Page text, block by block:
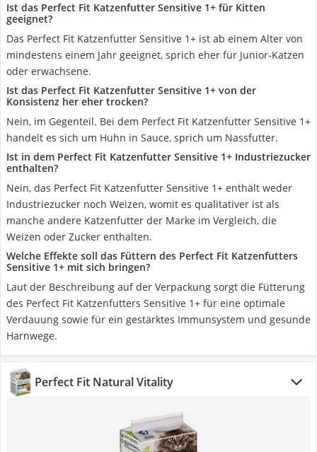
Ist das Perfect Fit Katzenfutter Sensitive 1+ für Kitten
geeignet?
Das Perfect Fit Katzenfutter Sensitive 1+ ist ab einem Alter von
mindestens einem Jahr geeignet, sprich eher für Junior-Katzen
oder erwachsene.
Ist das Perfect Fit Katzenfutter Sensitive 1+ von der
Konsistenz her eher trocken?
Nein, im Gegenteil. Bei dem Perfect Fit Katzenfutter Sensitive 1+
handelt es sich um Huhn in Sauce, sprich um Nassfutter.
Ist in dem Perfect Fit Katzenfutter Sensitive 1+ Industriezucker
enthalten?
Nein, das Perfect Fit Katzenfutter Sensitive 1+ enthält weder
Industriezucker noch Weizen, womit es qualitativer ist als
manche andere Katzenfutter der Marke im Vergleich, die
Weizen oder Zucker enthalten.
Welche Effekte soll das Füttern des Perfect Fit Katzenfutters
Sensitive 1+ mit sich bringen?
Laut der Beschreibung auf der Verpackung sorgt die Fütterung
des Perfect Fit Katzenfutters Sensitive 1+ für eine optimale
Verdauung sowie für ein gestärktes Immunsystem und gesunde
Harnwege.
Perfect Fit Natural Vitality